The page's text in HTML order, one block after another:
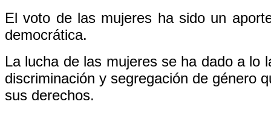
El voto de las mujeres ha sido un
democrática.
La lucha de las mujeres se ha dado a lo
discriminación y segregación de género
sus derechos.